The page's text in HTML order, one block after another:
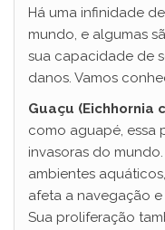
Há uma infinidade
mundo, e algumas
sua capacidade de
danos. Vamos
Guaçu (Eichhornia
como aguapé, essa
invasoras do
ambientes
afeta a navegação
Sua proliferação